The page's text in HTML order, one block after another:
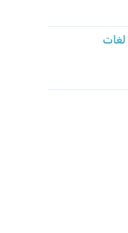
لغات